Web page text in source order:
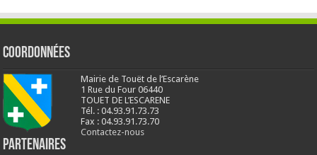
Coordonnées
Mairie de Touët de l’Escarène
1 Rue du Four 06440
TOUET DE L’ESCARENE
Tél. : 04.93.91.73.73
Fax : 04.93.91.73.70
Contactez-nous
Partenaires